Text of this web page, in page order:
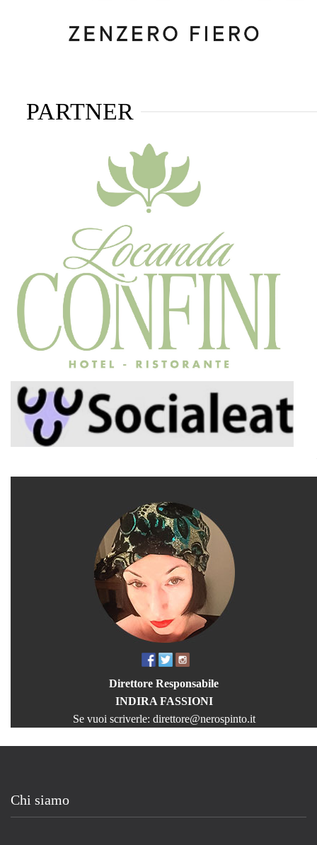
PARTNER
Direttore Responsabile
INDIRA FASSIONI
Se vuoi scriverle: direttore@nerospinto.it
Chi siamo